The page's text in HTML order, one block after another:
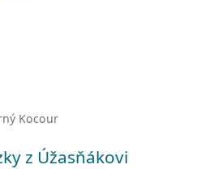
Kocour
z Úžasňákovi